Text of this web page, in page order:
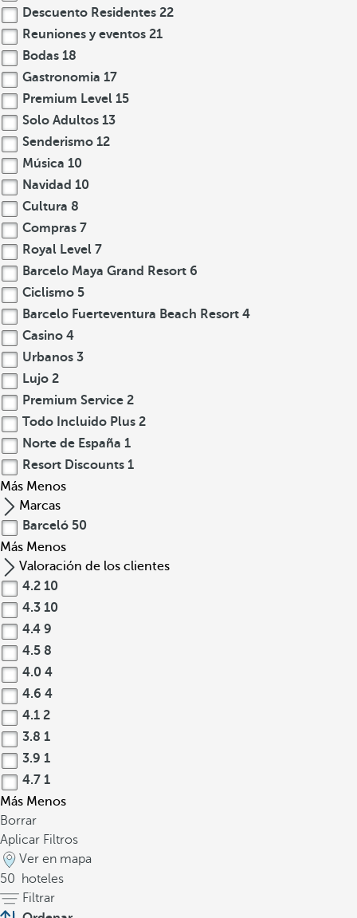
Descuento Residentes 22
Reuniones y eventos 21
Bodas 18
Gastronomia 17
Premium Level 15
Solo Adultos 13
Senderismo 12
Música 10
Navidad 10
Cultura 8
Compras 7
Royal Level 7
Barcelo Maya Grand Resort 6
Ciclismo 5
Barcelo Fuerteventura Beach Resort 4
Casino 4
Urbanos 3
Lujo 2
Premium Service 2
Todo Incluido Plus 2
Norte de España 1
Resort Discounts 1
Más Menos
Marcas
Barceló 50
Más Menos
Valoración de los clientes
4.2 10
4.3 10
4.4 9
4.5 8
4.0 4
4.6 4
4.1 2
3.8 1
3.9 1
4.7 1
Más Menos
Borrar
Aplicar Filtros
Ver en mapa
50
hoteles
Filtrar